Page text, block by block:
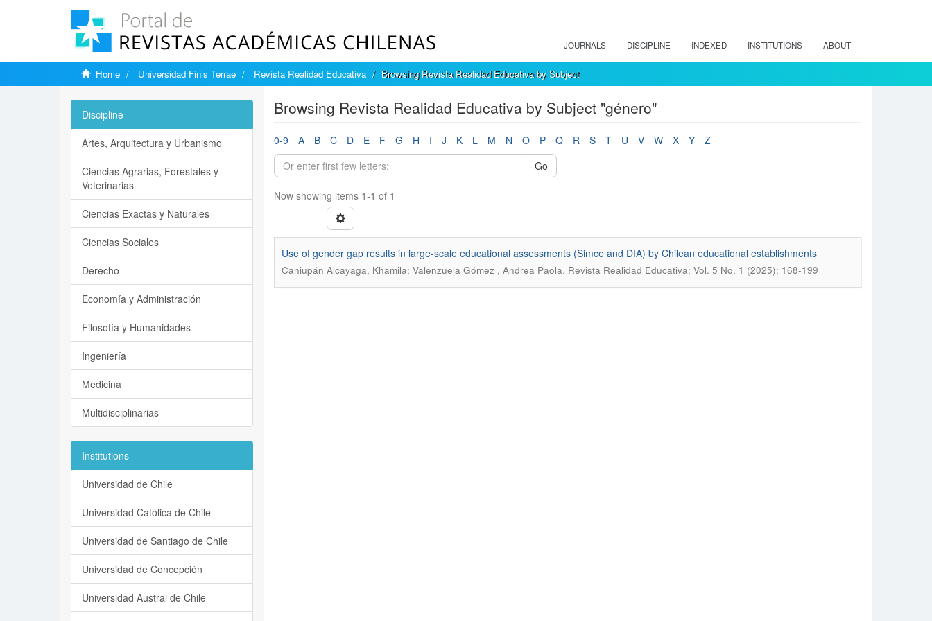
JOURNALS DISCIPLINE INDEXED INSTITUTIONS ABOUT
Home Universidad Finis Terrae Revista Realidad Educativa Browsing Revista Realidad Educativa by Subject
Browsing Revista Realidad Educativa by Subject "género"
0-9 A B C D E F G H I J K L M N O P Q R S T U V W X Y
Z
Go
Now showing items 1-1 of 1
Use of gender gap results in large-scale educational assessments (Simce and DIA) by Chilean educational establishments
Caniupán Alcayaga, Khamila; Valenzuela Gómez , Andrea Paola. Revista Realidad Educativa; Vol. 5 No. 1 (2025); 168-199
Discipline
Artes, Arquitectura y Urbanismo
Ciencias Agrarias, Forestales y
Veterinarias
Ciencias Exactas y Naturales
Ciencias Sociales
Derecho
Economía y Administración
Filosofía y Humanidades
Ingeniería
Medicina
Multidisciplinarias
Institutions
Universidad de Chile
Universidad Católica de Chile
Universidad de Santiago de Chile
Universidad de Concepción
Universidad Austral de Chile